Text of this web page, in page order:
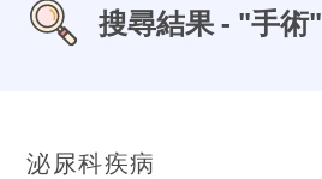
搜尋結果 - "手術"
泌尿科疾病